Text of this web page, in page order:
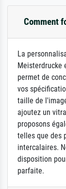
Comment
La
Meisterdrucke
permet de
vos
taille de
ajoutez un
proposons
telles que des
intercalaires.
disposition
parfaite.